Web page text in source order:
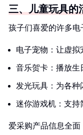
三、儿童玩具的
孩子们喜爱的许多电
电子宠物：让虚拟
音乐贺卡：播放生
发光玩具：为各
迷你游戏机：支持
爱采购产品信息全